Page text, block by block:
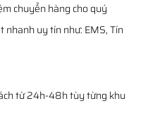
chuyển hàng cho quý
nhanh uy tín như: EMS, Tín
từ 24h-48h tùy từng khu